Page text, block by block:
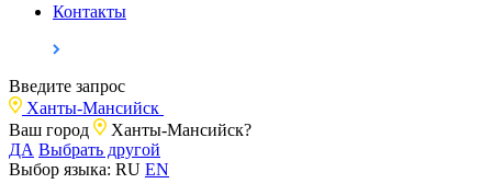
Контакты
Введите запрос
Ханты-Мансийск
Ваш город
Ханты-Мансийск?
ДА Выбрать другой
Выбор языка: RU EN